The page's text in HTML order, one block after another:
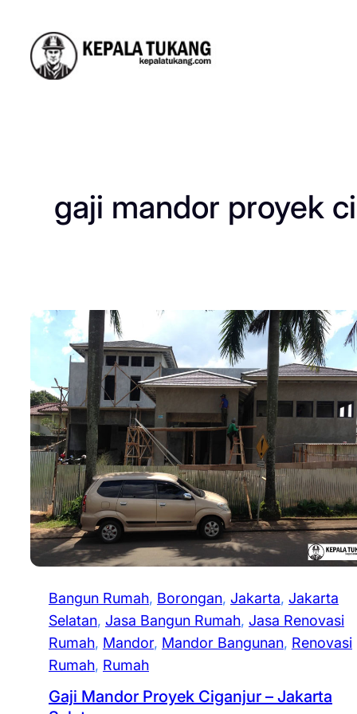
content
gaji mandor proyek
Bangun Rumah, Borongan, Jakarta, Jakarta
Selatan, Jasa Bangun Rumah, Jasa Renovasi
Rumah, Mandor, Mandor Bangunan, Renovasi
Rumah, Rumah
Gaji Mandor Proyek Ciganjur – Jakarta